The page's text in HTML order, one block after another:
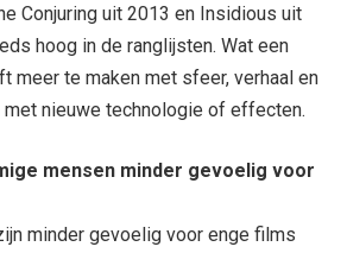
Conjuring uit 2013 en Insidious uit
hoog in de ranglijsten. Wat een
meer te maken met sfeer, verhaal en
met nieuwe technologie of effecten.
mensen minder gevoelig voor
minder gevoelig voor enge films